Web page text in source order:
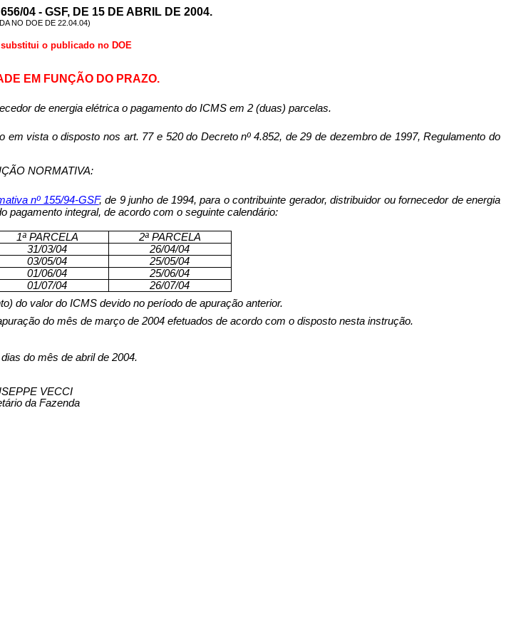
04 - GSF, DE 15 DE ABRIL DE 2004.
NO DOE DE 22.04.04)
substitui o publicado no DOE
EM FUNÇÃO DO PRAZO.
de energia elétrica o pagamento do ICMS em 2 (duas) parcelas.
vista o disposto nos art. 77 e 520 do Decreto nº 4.852, de 29 de dezembro de 1997, Regulamento do
NORMATIVA:
nº 155/94-GSF, de 9 junho de 1994, para o contribuinte gerador, distribuidor ou fornecedor de energia
pagamento integral, de acordo com o seguinte calendário:
1ª PARCELA
2ª PARCELA
31/03/04
26/04/04
03/05/04
25/05/04
01/06/04
25/06/04
01/07/04
26/07/04
do valor do ICMS devido no período de apuração anterior.
do mês de março de 2004 efetuados de acordo com o disposto nesta instrução.
do mês de abril de 2004.
VECCI
da Fazenda